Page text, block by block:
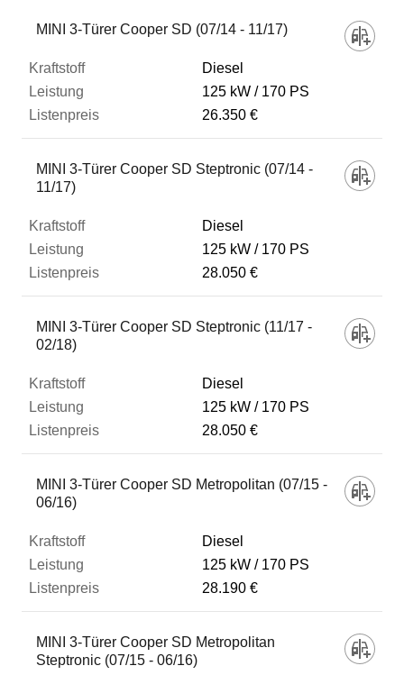
MINI 3-Türer Cooper SD (07/14 - 11/17)
Diesel
125 kW
170 PS
26.350 €
MINI 3-Türer Cooper SD Steptronic (07/14 -
11/17)
Diesel
125 kW
170 PS
28.050 €
MINI 3-Türer Cooper SD Steptronic (11/17 -
02/18)
Diesel
125 kW
170 PS
28.050 €
MINI 3-Türer Cooper SD Metropolitan (07/15 -
06/16)
Diesel
125 kW
170 PS
28.190 €
MINI 3-Türer Cooper SD Metropolitan
Steptronic (07/15 - 06/16)